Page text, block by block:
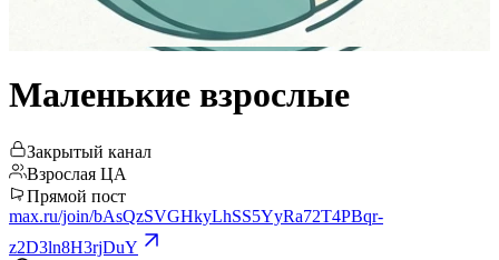
Маленькие взрослые
Закрытый канал
Взрослая ЦА
Прямой пост
max.ru/join/bAsQzSVGHkyLhSS5YyRa72T4PBqr-
z2D3ln8H3rjDuY